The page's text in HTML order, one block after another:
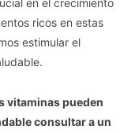
en el crecimiento
ricos en estas
estimular el
vitaminas pueden
consultar a un